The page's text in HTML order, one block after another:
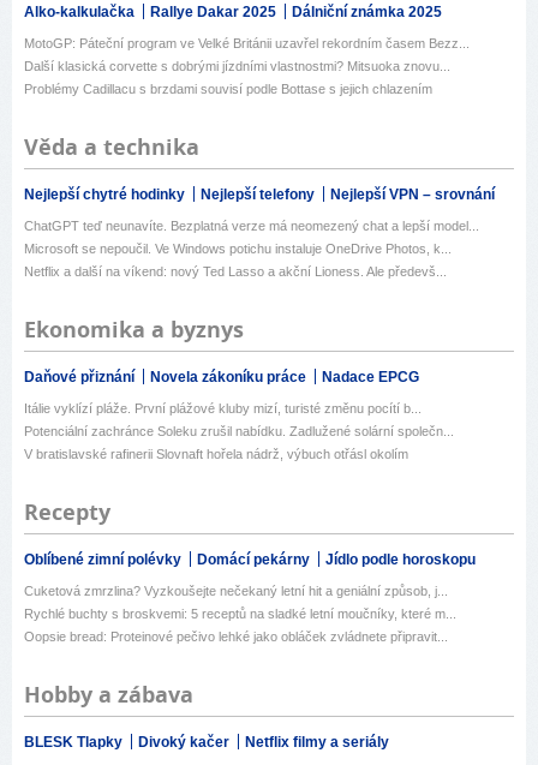
Alko-kalkulačka Rallye Dakar 2025 Dálniční známka 2025
MotoGP: Páteční program ve Velké Británii uzavřel rekordním časem Bezz...
Další klasická corvette s dobrými jízdními vlastnostmi? Mitsuoka znovu...
Problémy Cadillacu s brzdami souvisí podle Bottase s jejich chlazením
Věda a technika
Nejlepší chytré hodinky Nejlepší telefony Nejlepší VPN – srovnání
ChatGPT teď neunavíte. Bezplatná verze má neomezený chat a lepší model...
Microsoft se nepoučil. Ve Windows potichu instaluje OneDrive Photos, k...
Netflix a další na víkend: nový Ted Lasso a akční Lioness. Ale předevš...
Ekonomika a byznys
Daňové přiznání Novela zákoníku práce Nadace EPCG
Itálie vyklízí pláže. První plážové kluby mizí, turisté změnu pocítí b...
Potenciální zachránce Soleku zrušil nabídku. Zadlužené solární společn...
V bratislavské rafinerii Slovnaft hořela nádrž, výbuch otřásl okolím
Recepty
Oblíbené zimní polévky Domácí pekárny Jídlo podle horoskopu
Cuketová zmrzlina? Vyzkoušejte nečekaný letní hit a geniální způsob, j...
Rychlé buchty s broskvemi: 5 receptů na sladké letní moučníky, které m...
Oopsie bread: Proteinové pečivo lehké jako obláček zvládnete připravit...
Hobby a zábava
BLESK Tlapky Divoký kačer Netflix filmy a seriály